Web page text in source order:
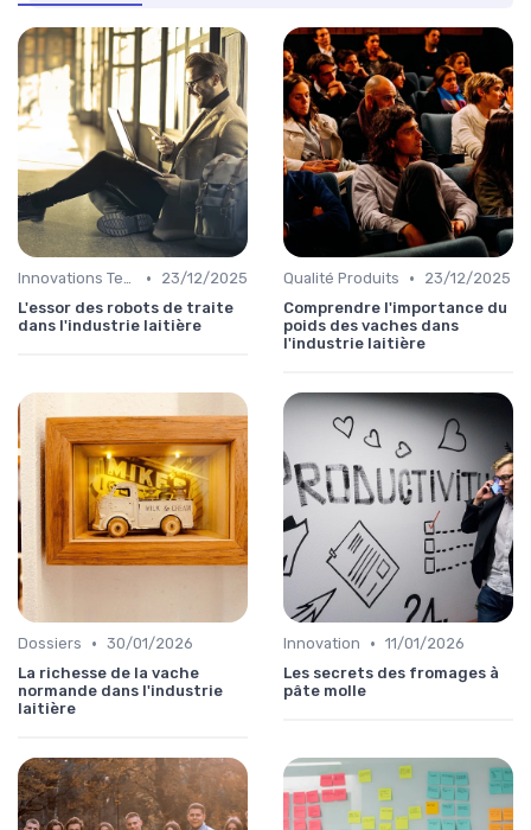
Innovations Technologiques •
23/12/2025
L'essor des robots de traite
dans l'industrie laitière
Qualité Produits •
23/12/2025
Comprendre l'importance du
poids des vaches dans
l'industrie laitière
Dossiers • 30/01/2026
La richesse de la vache
normande dans l'industrie
laitière
Innovation • 11/01/2026
Les secrets des fromages à
pâte molle